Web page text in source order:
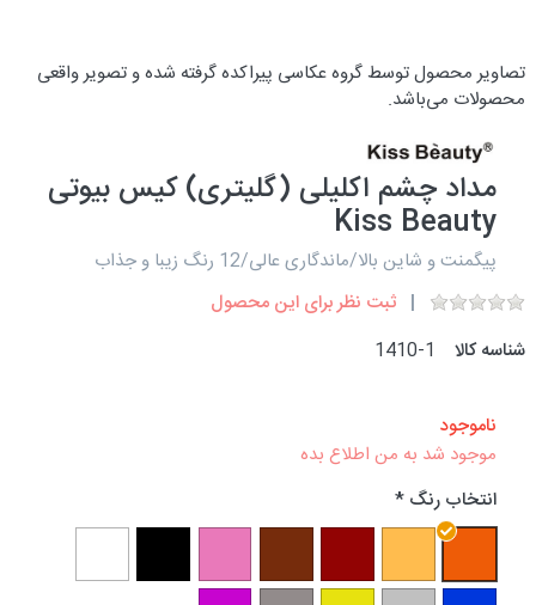
تصاویر محصول توسط گروه عکاسی پیراکده گرفته شده و تصویر واقعی
محصولات می‌باشد.
مداد چشم اکلیلی (گلیتری) کیس بیوتی
Kiss Beauty
پیگمنت و شاین بالا/ماندگاری عالی/12 رنگ زیبا و جذاب
ثبت نظر برای این محصول
شناسه کالا
1410-1
ناموجود
موجود شد به من اطلاع بده
انتخاب رنگ